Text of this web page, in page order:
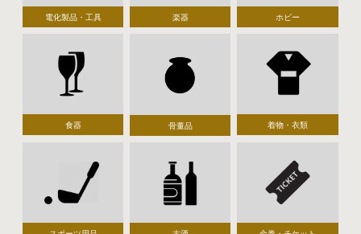
電化製品・工具 楽器 ホビー
食器 骨董品 着物・衣類